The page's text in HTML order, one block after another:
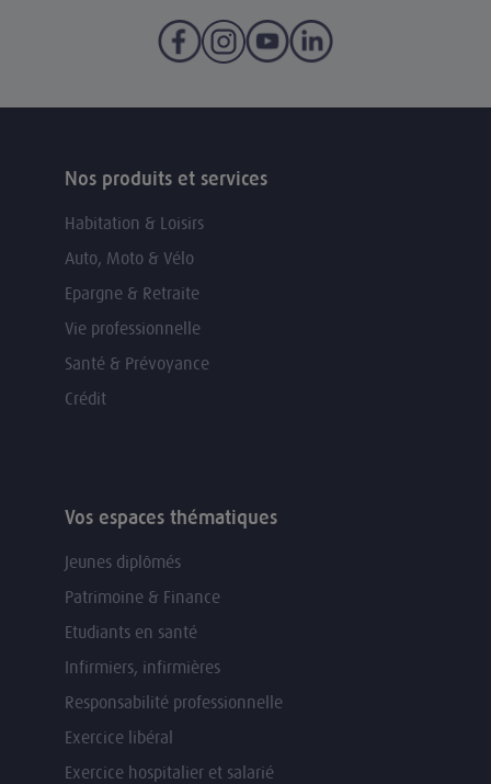
Nos produits et services
Habitation & Loisirs
Auto, Moto & Vélo
Epargne & Retraite
Vie professionnelle
Santé & Prévoyance
Crédit
Vos espaces thématiques
Jeunes diplômés
Patrimoine & Finance
Etudiants en santé
Infirmiers, infirmières
Responsabilité professionnelle
Exercice libéral
Exercice hospitalier et salarié